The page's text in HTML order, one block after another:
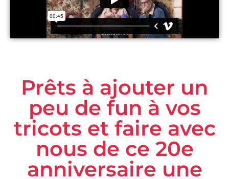
Prêts à ajouter un
peu de fun à vos
tricots et faire avec
nous de ce 20e
anniversaire une